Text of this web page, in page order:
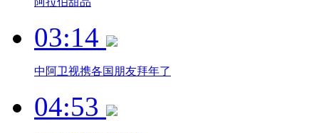
03:14
中阿卫视携各国朋友拜年了
04:53